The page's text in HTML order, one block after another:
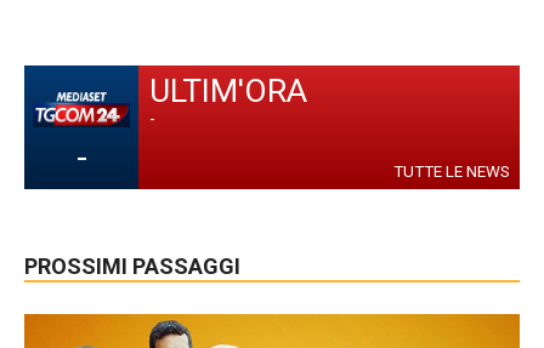
-
ULTIM'ORA
-
TUTTE LE NEWS
PROSSIMI PASSAGGI